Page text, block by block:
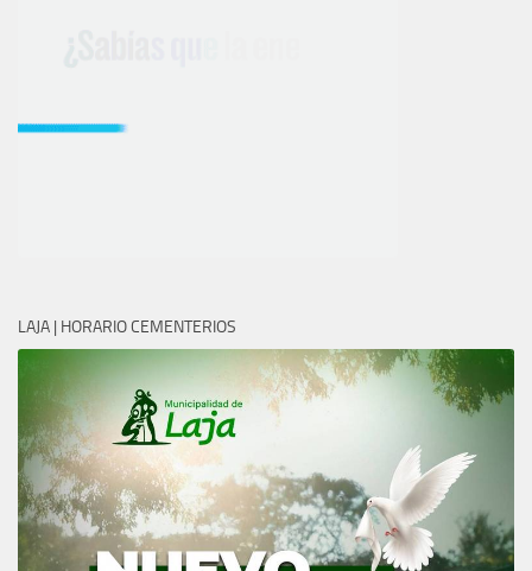
LAJA | HORARIO CEMENTERIOS